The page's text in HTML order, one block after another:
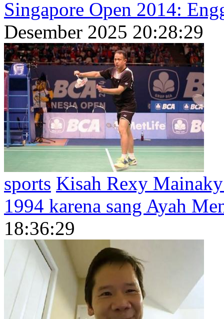
Singapore Open 2014:
Desember 2025 20:28:29
sports Kisah Rexy
1994 karena sang Ayah
18:36:29